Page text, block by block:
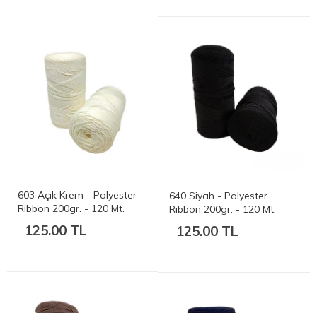
603 Açık Krem - Polyester
Ribbon 200gr. - 120 Mt.
125.00 TL
640 Siyah - Polyester
Ribbon 200gr. - 120 Mt.
125.00 TL